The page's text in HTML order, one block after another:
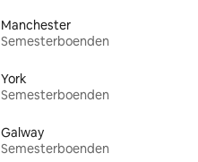
Manchester
Semesterboenden
York
Semesterboenden
Galway
Semesterboenden